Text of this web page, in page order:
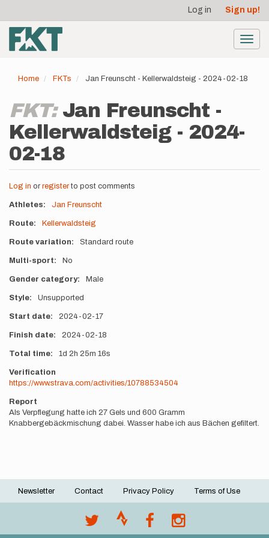
main
content
account
menu
Log in Sign up!
Home FKTs Jan Freunscht - Kellerwaldsteig - 2024-02-18
FKT: Jan Freunscht -
Kellerwaldsteig - 2024-
02-18
Log in or registerto post comments
Athletes Jan Freunscht
Route Kellerwaldsteig
Route variation Standard route
Multi-sport No
Gender category Male
Style Unsupported
Start date 2024-02-17
Finish date 2024-02-18
Total time 1d 2h 25m 16s
Verification
https://www.strava.com/activities/10788534504
Report
Als Verpflegung hatte ich 27 Gels und 600 Gramm
Knabbergebäckmischung dabei. Wasser habe ich aus Bächen gefiltert.
Footer
Newsletter Contact Privacy Policy Terms of Use